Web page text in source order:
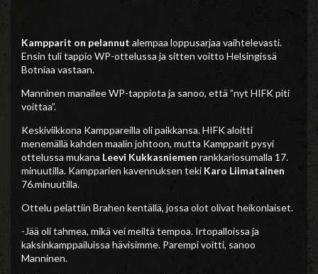
Kampparit on pelannut alempaa loppusarjaa vaihtelevasti.
Ensin tuli tappio WP-ottelussa ja sitten voitto Helsingissä
Botniaa vastaan.
Manninen manailee WP-tappiota ja sanoo, että ”nyt HIFK piti
voittaa”.
Keskiviikkona Kamppareilla oli paikkansa. HIFK aloitti
menemällä kahden maalin johtoon, mutta Kampparit pysyi
ottelussa mukana Leevi Kukkasniemen rankkariosumalla 17.
minuutilla. Kampparien kavennuksen teki Karo Liimatainen
76.minuutilla.
Ottelu pelattiin Brahen kentällä, jossa olot olivat heikonlaiset.
-Jää oli tahmea, mikä vei meiltä tempoa. Irtopalloissa ja
kaksinkamppailuissa hävisimme. Parempi voitti, sanoo
Manninen.